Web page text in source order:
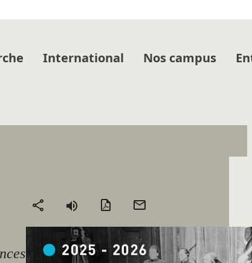
International Nos campus
Partager
Version
mail